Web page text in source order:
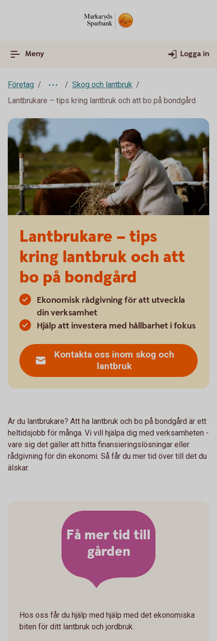
Meny Logga in
Företag
Skog och lantbruk
Lantbrukare – tips kring lantbruk och att bo på bondgård
Lantbrukare – tips
kring lantbruk och att
bo på bondgård
Ekonomisk rådgivning för att utveckla
din verksamhet
Hjälp att investera med hållbarhet i fokus
Kontakta oss inom skog och
lantbruk
Är du lantbrukare? Att ha lantbruk och bo på bondgård är ett
heltidsjobb för många. Vi vill hjälpa dig med verksamheten -
vare sig det gäller att hitta finansieringslösningar eller
rådgivning för din ekonomi. Så får du mer tid över till det du
älskar.
Få mer tid till
gården
Hos oss får du hjälp med hjälp med det ekonomiska
biten för ditt lantbruk och jordbruk.